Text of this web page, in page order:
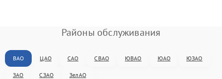
Районы обслуживания
ВАО ЦАО САО СВАО ЮВАО ЮАО ЮЗАО
ЗАО СЗАО ЗелАО